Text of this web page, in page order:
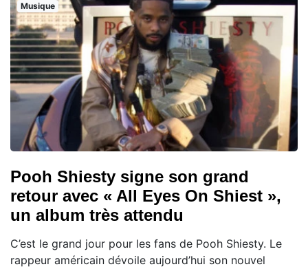
Musique
Pooh Shiesty signe son grand
retour avec « All Eyes On Shiest »,
un album très attendu
C’est le grand jour pour les fans de Pooh Shiesty. Le
rappeur américain dévoile aujourd’hui son nouvel